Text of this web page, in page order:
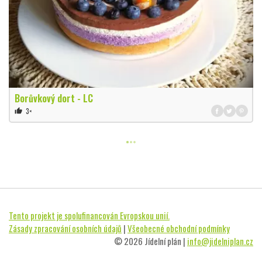
Borůvkový dort - LC
thumb_up 3×
Tento projekt je spolufinancován Evropskou unií.
Zásady zpracování osobních údajů |Všeobecné obchodní podmínky
© 2026 Jídelní plán | info@jidelniplan.cz